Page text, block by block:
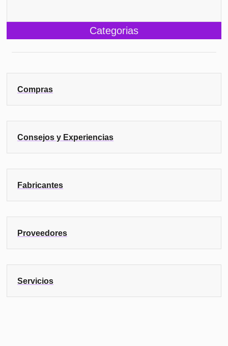
Categorias
Compras
Consejos y Experiencias
Fabricantes
Proveedores
Servicios